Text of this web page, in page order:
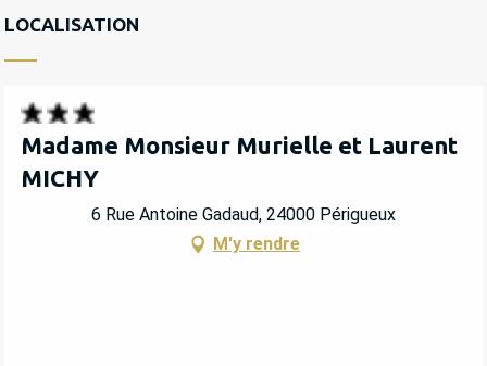
LOCALISATION
Madame Monsieur Murielle et Laurent
MICHY
6 Rue Antoine Gadaud, 24000 Périgueux
M'y rendre